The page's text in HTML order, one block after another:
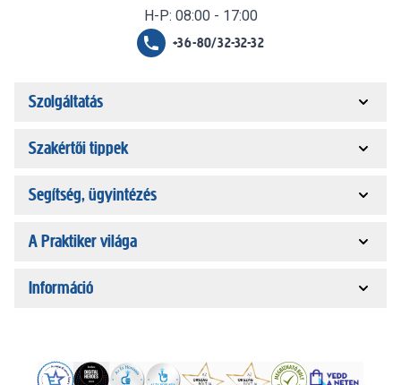
H-P: 08:00 - 17:00
+36-80/32-32-32
Szolgáltatás
Szakértői tippek
Segítség, ügyintézés
A Praktiker világa
Információ